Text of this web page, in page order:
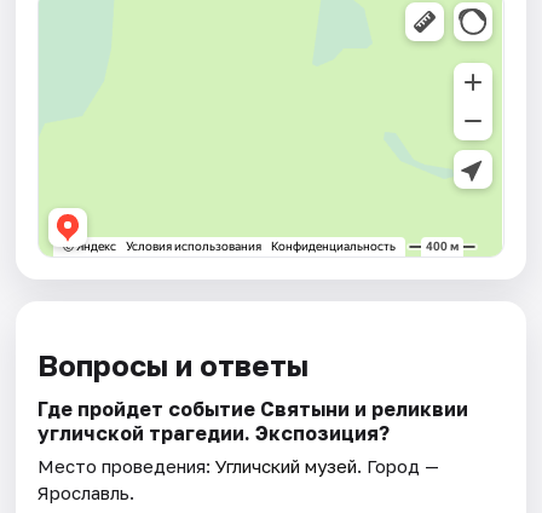
Вопросы и ответы
Где пройдет событие Святыни и реликвии
угличской трагедии. Экспозиция?
Место проведения:Угличский музей. Город —
Ярославль.